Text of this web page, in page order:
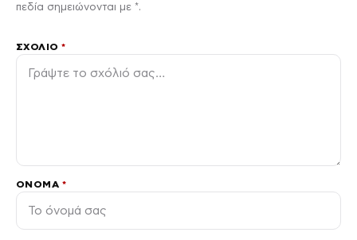
πεδία σημειώνονται με *.
ΣΧΌΛΙΟ*
ΌΝΟΜΑ *